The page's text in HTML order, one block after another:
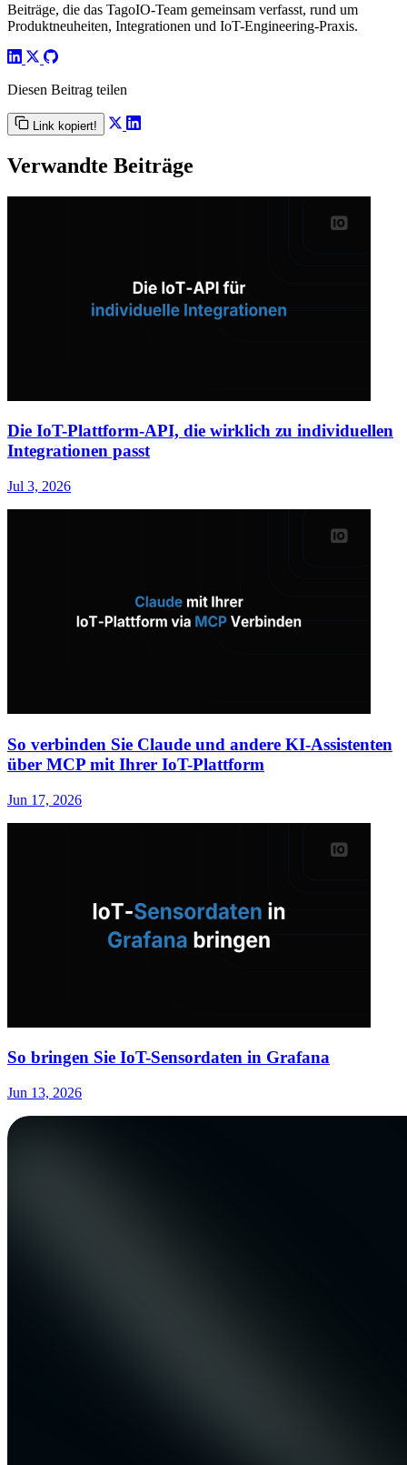
Beiträge, die das TagoIO-Team gemeinsam verfasst, rund um
Produktneuheiten, Integrationen und IoT-Engineering-Praxis.
Diesen Beitrag teilen
Link kopiert!
Verwandte Beiträge
Die IoT-Plattform-API, die wirklich zu individuellen
Integrationen passt
Jul 3, 2026
So verbinden Sie Claude und andere KI-Assistenten
über MCP mit Ihrer IoT-Plattform
Jun 17, 2026
So bringen Sie IoT-Sensordaten in Grafana
Jun 13, 2026